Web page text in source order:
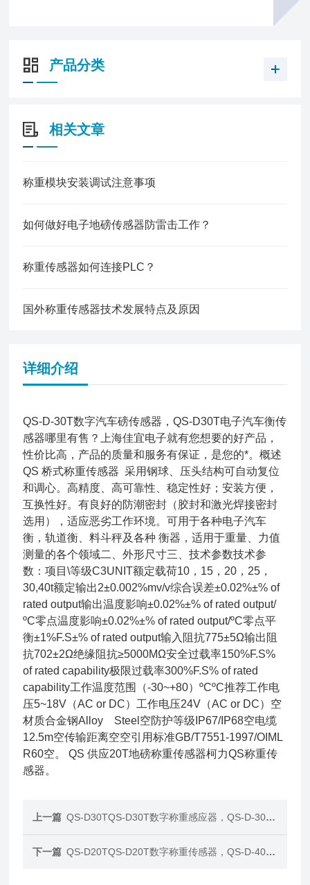
产品分类
相关文章
称重模块安装调试注意事项
如何做好电子地磅传感器防雷击工作？
称重传感器如何连接PLC？
国外称重传感器技术发展特点及原因
详细介绍
QS-D-30T数字汽车磅传感器，QS-D30T电子汽车衡传
感器哪里有售？上海佳宜电子就有您想要的好产品，
性价比高，产品的质量和服务有保证，是您的*。概述
QS 桥式称重传感器 采用钢球、压头结构可自动复位
和调心。高精度、高可靠性、稳定性好；安装方便，
互换性好。有良好的防潮密封（胶封和激光焊接密封
选用），适应恶劣工作环境。可用于各种电子汽车
衡，轨道衡、料斗秤及各种 衡器，适用于重量、力值
测量的各个领域二、外形尺寸三、技术参数技术参
数：项目\等级C3UNIT额定载荷10，15，20，25，
30,40t额定输出2±0.002%mv/v综合误差±0.02%±% of
rated output输出温度影响±0.02%±% of rated output/
ºC零点温度影响±0.02%±% of rated output/ºC零点平
衡±1%F.S±% of rated output输入阻抗775±5Ω输出阻
抗702±2Ω绝缘阻抗≥5000MΩ安全过载率150%F.S%
of rated capability极限过载率300%F.S% of rated
capability工作温度范围（-30~+80）ºCºC推荐工作电
压5~18V（AC or DC）工作电压24V（AC or DC）空
材质合金钢Alloy Steel空防护等级IP67/IP68空电缆
12.5m空传输距离空空引用标准GB/T7551-1997/OIML
R60空。 QS 供应20T地磅称重传感器柯力QS称重传
感器。
上一篇 QS-D30TQS-D30T数字称重感应器，QS-D-30T数字称重传感器
下一篇 QS-D20TQS-D20T数字称重传感器，QS-D-40T地磅传感器